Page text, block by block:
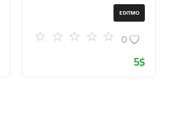
(ZIP)
EDITMO
0
5$